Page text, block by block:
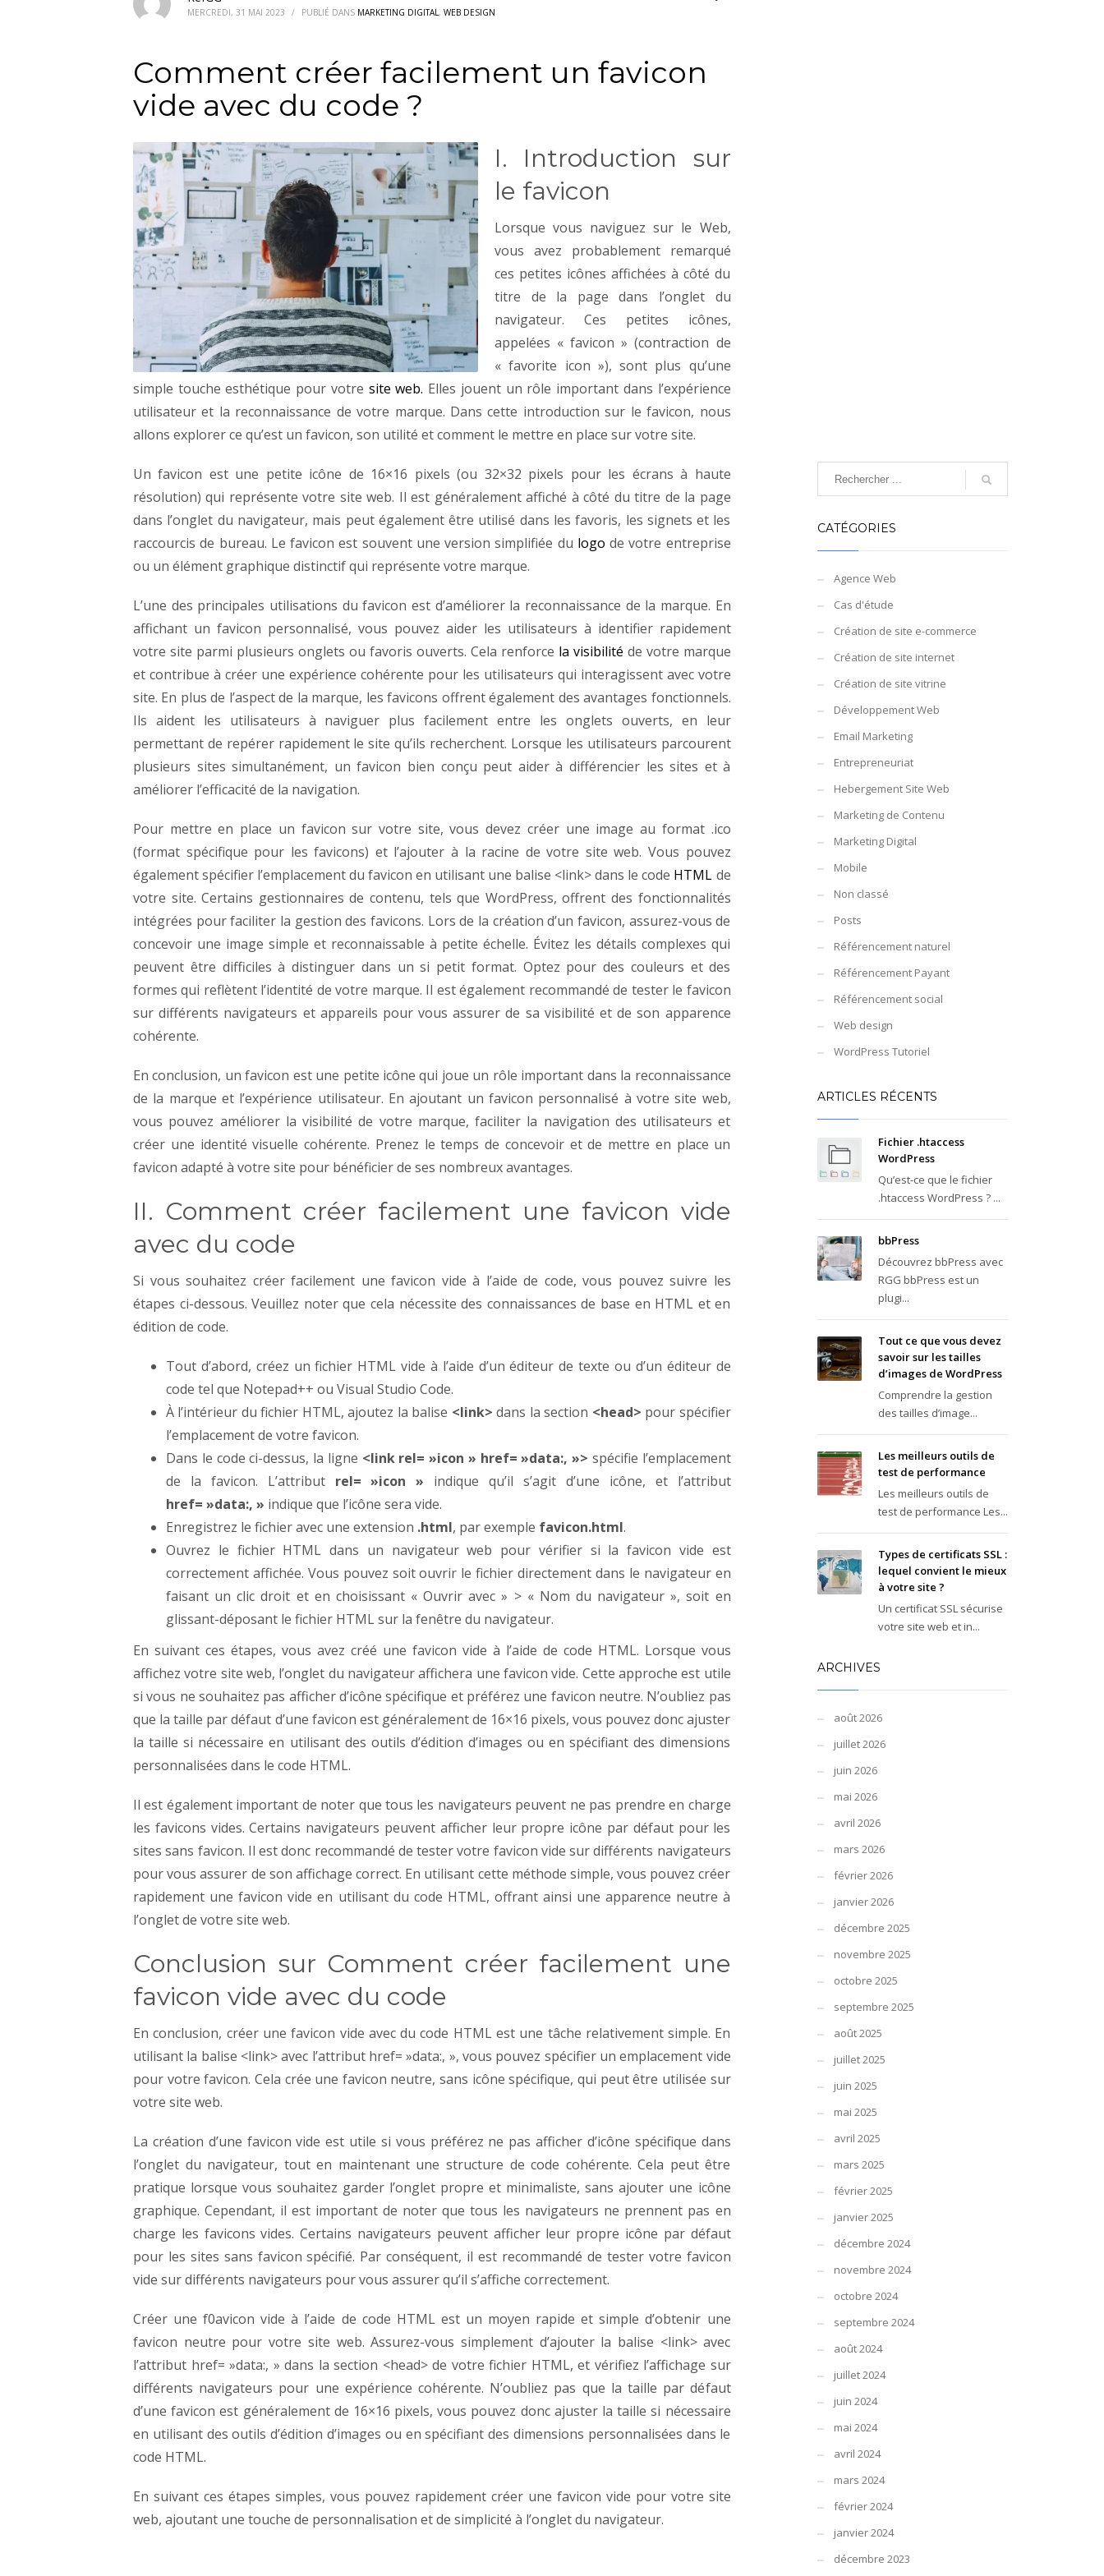
MERCREDI, 31 MAI 2023 / PUBLIÉ DANS MARKETING DIGITAL, WEB DESIGN
Comment créer facilement un favicon
vide avec du code ?
I. Introduction sur
le favicon
Lorsque vous naviguez sur le Web,
vous avez probablement remarqué
ces petites icônes affichées à côté du
titre de la page dans l’onglet du
navigateur. Ces petites icônes,
appelées « favicon » (contraction de
« favorite icon »), sont plus qu’une
simple touche esthétique pour votre site web. Elles jouent un rôle important dans l’expérience
utilisateur et la reconnaissance de votre marque. Dans cette introduction sur le favicon, nous
allons explorer ce qu’est un favicon, son utilité et comment le mettre en place sur votre site.
Un favicon est une petite icône de 16×16 pixels (ou 32×32 pixels pour les écrans à haute
résolution) qui représente votre site web. Il est généralement affiché à côté du titre de la page
dans l’onglet du navigateur, mais peut également être utilisé dans les favoris, les signets et les
raccourcis de bureau. Le favicon est souvent une version simplifiée du logo de votre entreprise
ou un élément graphique distinctif qui représente votre marque.
L’une des principales utilisations du favicon est d’améliorer la reconnaissance de la marque. En
affichant un favicon personnalisé, vous pouvez aider les utilisateurs à identifier rapidement
votre site parmi plusieurs onglets ou favoris ouverts. Cela renforce la visibilité de votre marque
et contribue à créer une expérience cohérente pour les utilisateurs qui interagissent avec votre
site. En plus de l’aspect de la marque, les favicons offrent également des avantages fonctionnels.
Ils aident les utilisateurs à naviguer plus facilement entre les onglets ouverts, en leur
permettant de repérer rapidement le site qu’ils recherchent. Lorsque les utilisateurs parcourent
plusieurs sites simultanément, un favicon bien conçu peut aider à différencier les sites et à
améliorer l’efficacité de la navigation.
Pour mettre en place un favicon sur votre site, vous devez créer une image au format .ico
(format spécifique pour les favicons) et l’ajouter à la racine de votre site web. Vous pouvez
également spécifier l’emplacement du favicon en utilisant une balise <link> dans le code HTML de
votre site. Certains gestionnaires de contenu, tels que WordPress, offrent des fonctionnalités
intégrées pour faciliter la gestion des favicons. Lors de la création d’un favicon, assurez-vous de
concevoir une image simple et reconnaissable à petite échelle. Évitez les détails complexes qui
peuvent être difficiles à distinguer dans un si petit format. Optez pour des couleurs et des
formes qui reflètent l’identité de votre marque. Il est également recommandé de tester le favicon
sur différents navigateurs et appareils pour vous assurer de sa visibilité et de son apparence
cohérente.
En conclusion, un favicon est une petite icône qui joue un rôle important dans la reconnaissance
de la marque et l’expérience utilisateur. En ajoutant un favicon personnalisé à votre site web,
vous pouvez améliorer la visibilité de votre marque, faciliter la navigation des utilisateurs et
créer une identité visuelle cohérente. Prenez le temps de concevoir et de mettre en place un
favicon adapté à votre site pour bénéficier de ses nombreux avantages.
II. Comment créer facilement une favicon vide
avec du code
Si vous souhaitez créer facilement une favicon vide à l’aide de code, vous pouvez suivre les
étapes ci-dessous. Veuillez noter que cela nécessite des connaissances de base en HTML et en
édition de code.
Tout d’abord, créez un fichier HTML vide à l’aide d’un éditeur de texte ou d’un éditeur de
code tel que Notepad++ ou Visual Studio Code.
À l’intérieur du fichier HTML, ajoutez la balise <link> dans la section <head> pour spécifier
l’emplacement de votre favicon.
Dans le code ci-dessus, la ligne <link rel= »icon » href= »data:, »> spécifie l’emplacement
de la favicon. L’attribut rel= »icon » indique qu’il s’agit d’une icône, et l’attribut
href= »data:, » indique que l’icône sera vide.
Enregistrez le fichier avec une extension .html, par exemple favicon.html.
Ouvrez le fichier HTML dans un navigateur web pour vérifier si la favicon vide est
correctement affichée. Vous pouvez soit ouvrir le fichier directement dans le navigateur en
faisant un clic droit et en choisissant « Ouvrir avec » > « Nom du navigateur », soit en
glissant-déposant le fichier HTML sur la fenêtre du navigateur.
En suivant ces étapes, vous avez créé une favicon vide à l’aide de code HTML. Lorsque vous
affichez votre site web, l’onglet du navigateur affichera une favicon vide. Cette approche est utile
si vous ne souhaitez pas afficher d’icône spécifique et préférez une favicon neutre. N’oubliez pas
que la taille par défaut d’une favicon est généralement de 16×16 pixels, vous pouvez donc ajuster
la taille si nécessaire en utilisant des outils d’édition d’images ou en spécifiant des dimensions
personnalisées dans le code HTML.
Il est également important de noter que tous les navigateurs peuvent ne pas prendre en charge
les favicons vides. Certains navigateurs peuvent afficher leur propre icône par défaut pour les
sites sans favicon. Il est donc recommandé de tester votre favicon vide sur différents navigateurs
pour vous assurer de son affichage correct. En utilisant cette méthode simple, vous pouvez créer
rapidement une favicon vide en utilisant du code HTML, offrant ainsi une apparence neutre à
l’onglet de votre site web.
Conclusion sur Comment créer facilement une
favicon vide avec du code
En conclusion, créer une favicon vide avec du code HTML est une tâche relativement simple. En
utilisant la balise <link> avec l’attribut href= »data:, », vous pouvez spécifier un emplacement vide
pour votre favicon. Cela crée une favicon neutre, sans icône spécifique, qui peut être utilisée sur
votre site web.
La création d’une favicon vide est utile si vous préférez ne pas afficher d’icône spécifique dans
l’onglet du navigateur, tout en maintenant une structure de code cohérente. Cela peut être
pratique lorsque vous souhaitez garder l’onglet propre et minimaliste, sans ajouter une icône
graphique.Cependant, il est important de noter que tous les navigateurs ne prennent pas en
charge les favicons vides. Certains navigateurs peuvent afficher leur propre icône par défaut
pour les sites sans favicon spécifié. Par conséquent, il est recommandé de tester votre favicon
vide sur différents navigateurs pour vous assurer qu’il s’affiche correctement.
Créer une f0avicon vide à l’aide de code HTML est un moyen rapide et simple d’obtenir une
favicon neutre pour votre site web. Assurez-vous simplement d’ajouter la balise <link> avec
l’attribut href= »data:, » dans la section <head> de votre fichier HTML, et vérifiez l’affichage sur
différents navigateurs pour une expérience cohérente. N’oubliez pas que la taille par défaut
d’une favicon est généralement de 16×16 pixels, vous pouvez donc ajuster la taille si nécessaire
en utilisant des outils d’édition d’images ou en spécifiant des dimensions personnalisées dans le
code HTML.
En suivant ces étapes simples, vous pouvez rapidement créer une favicon vide pour votre site
web, ajoutant une touche de personnalisation et de simplicité à l’onglet du navigateur.
CATÉGORIES
Agence Web
Cas d'étude
Création de site e-commerce
Création de site internet
Création de site vitrine
Développement Web
Email Marketing
Entrepreneuriat
Hebergement Site Web
Marketing de Contenu
Marketing Digital
Mobile
Non classé
Posts
Référencement naturel
Référencement Payant
Référencement social
Web design
WordPress Tutoriel
ARTICLES RÉCENTS
Fichier .htaccess
WordPress
Qu’est-ce que le fichier
.htaccess WordPress ? ...
bbPress
Découvrez bbPress avec
RGG bbPress est un
plugi...
Tout ce que vous devez
savoir sur les tailles
d’images de WordPress
Comprendre la gestion
des tailles d’image...
Les meilleurs outils de
test de performance
Les meilleurs outils de
test de performance Les...
Types de certificats SSL :
lequel convient le mieux
à votre site ?
Un certificat SSL sécurise
votre site web et in...
ARCHIVES
août 2026
juillet 2026
juin 2026
mai 2026
avril 2026
mars 2026
février 2026
janvier 2026
décembre 2025
novembre 2025
octobre 2025
septembre 2025
août 2025
juillet 2025
juin 2025
mai 2025
avril 2025
mars 2025
février 2025
janvier 2025
décembre 2024
novembre 2024
octobre 2024
septembre 2024
août 2024
juillet 2024
juin 2024
mai 2024
avril 2024
mars 2024
février 2024
janvier 2024
décembre 2023